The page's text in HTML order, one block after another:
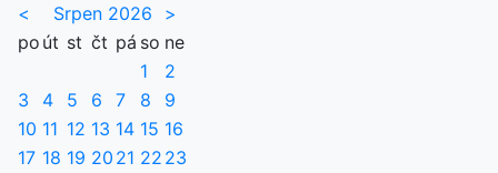
< Srpen 2026
>
po út st čt pá so ne
1
2
3
4 5 6 7 8
9
10 11 12 13 14 15 16
17 18 19 20 21 22 23